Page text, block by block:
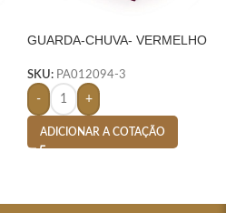
GUARDA-CHUVA- VERMELHO
SKU: PA012094-3
- +
ADICIONAR A COTAÇÃO